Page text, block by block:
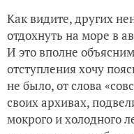
Как видите, других
отдохнуть на море в
И это вполне
отступления хочу
не было, от слова
своих архивах,
мокрого и холодного